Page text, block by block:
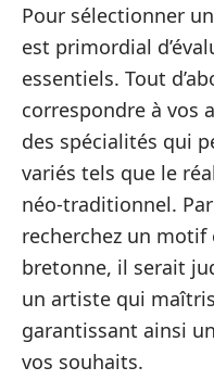
Pour sélectionner
est primordial
essentiels. Tout
correspondre à vos
des spécialités qui
variés tels que le
néo-traditionnel.
recherchez un
bretonne, il serait
un artiste qui
garantissant ainsi
vos souhaits.